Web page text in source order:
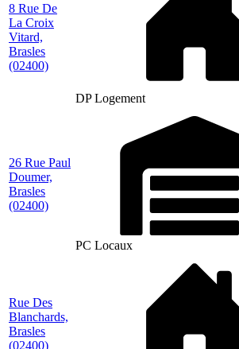
8 Rue De
La Croix
Vitard,
Brasles
(02400)
DP Logement
26 Rue Paul
Doumer,
Brasles
(02400)
PC Locaux
Rue Des
Blanchards,
Brasles
(02400)